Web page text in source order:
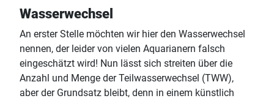
Wasserwechsel
An erster Stelle möchten wir hier den Wasserwechsel
nennen, der leider von vielen Aquarianern falsch
eingeschätzt wird! Nun lässt sich streiten über die
Anzahl und Menge der Teilwasserwechsel (TWW),
aber der Grundsatz bleibt, denn in einem künstlich